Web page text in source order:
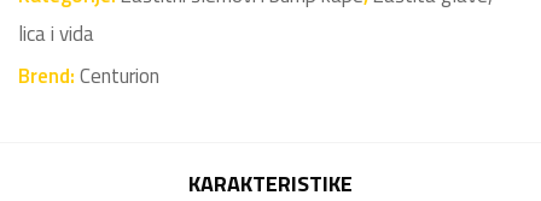
lica i vida
Brend:Centurion
KARAKTERISTIKE